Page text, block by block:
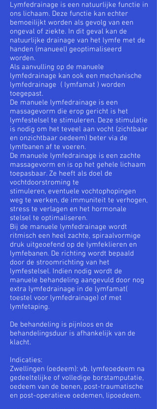
Lymfedrainage is een natuurlijke functie in
ons lichaam. Deze functie kan echter
bemoeilijkt worden als gevolg van een
ongeval of ziekte. In dit geval kan de
natuurlijke drainage van het lymfe met de
handen (manueel) geoptimaliseerd
worden.
Als aanvulling op de manuele
lymfedrainage kan ook een mechanische
lymfedrainage ( lymfamat ) worden
toegepast.
De manuele lymfedrainage is een
massagevorm die erop gericht is het
lymfestelsel te stimuleren. Deze stimulatie
is nodig om het teveel aan vocht (zichtbaar
en onzichtbaar oedeem) beter via de
lymfbanen af te voeren.
De manuele lymfedrainage is een zachte
massagevorm en is op het gehele lichaam
toepasbaar. Ze heeft als doel de
vochtdoorstroming te
stimuleren, eventuele vochtophopingen
weg te werken, de immuniteit te verhogen,
stress te verlagen en het hormonale
stelsel te optimaliseren.
Bij de manuele lymfedrainage wordt
ritmisch een heel zachte, spiraalvormige
druk uitgeoefend op de lymfeklieren en
lymfebanen. De richting wordt bepaald
door de stroomrichting van het
lymfestelsel. Indien nodig wordt de
manuele behandeling aangevuld door nog
extra lymfedrainage in de lymfamat(
toestel voor lymfedrainage) of met
lymfetaping.
De behandeling is pijnloos en de
behandelingsduur is afhankelijk van de
klacht.
Indicaties:
Zwellingen (oedeem): vb. lymfeoedeem na
gedeeltelijke of volledige borstamputatie,
oedeem van de benen, post-traumatische
en post-operatieve oedemen, lipoedeem.